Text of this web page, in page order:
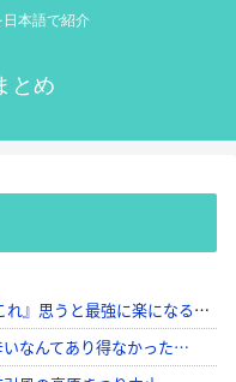
本語で紹介
とめ